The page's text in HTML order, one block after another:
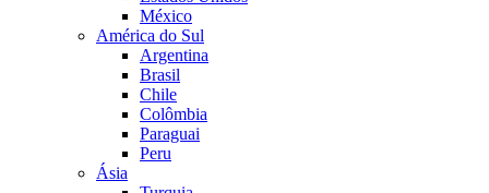
México
América do Sul
Argentina
Brasil
Chile
Colômbia
Paraguai
Peru
Ásia